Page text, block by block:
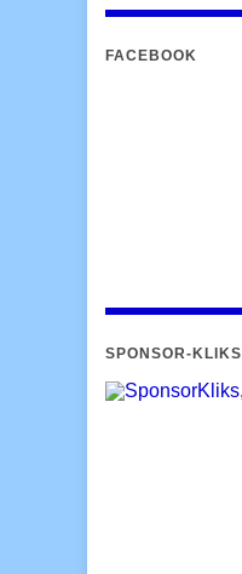
FACEBOOK
SPONSOR-KLIKS